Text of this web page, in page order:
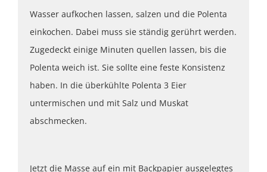
Wasser aufkochen lassen, salzen und die Polenta
einkochen. Dabei muss sie ständig gerührt werden.
Zugedeckt einige Minuten quellen lassen, bis die
Polenta weich ist. Sie sollte eine feste Konsistenz
haben. In die überkühlte Polenta 3 Eier
untermischen und mit Salz und Muskat
abschmecken.
Jetzt die Masse auf ein mit Backpapier ausgelegtes